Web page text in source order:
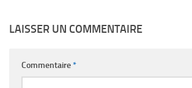
LAISSER UN COMMENTAIRE
Commentaire*